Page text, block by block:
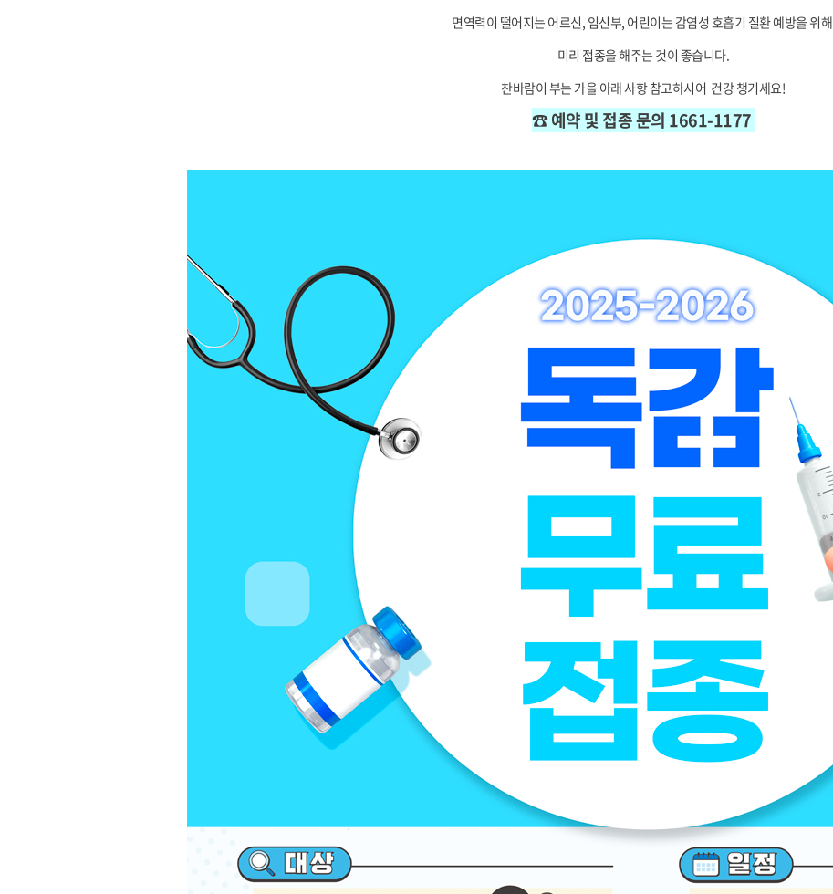
면역력이 떨어지는 어르신, 임신부, 어린이는 감염성 호흡기 질환 예방을 위해
미리 접종을 해주는 것이 좋습니다.
찬바람이 부는 가을 아래 사항 참고하시어 건강 챙기세요!
☎ 예약 및 접종 문의 1661-1177